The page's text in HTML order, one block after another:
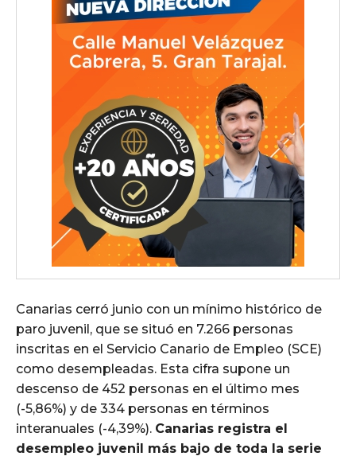
Canarias cerró junio con un mínimo histórico de
paro juvenil, que se situó en 7.266 personas
inscritas en el Servicio Canario de Empleo (SCE)
como desempleadas. Esta cifra supone un
descenso de 452 personas en el último mes
(-5,86%) y de 334 personas en términos
interanuales (-4,39%). Canarias registra el
desempleo juvenil más bajo de toda la serie